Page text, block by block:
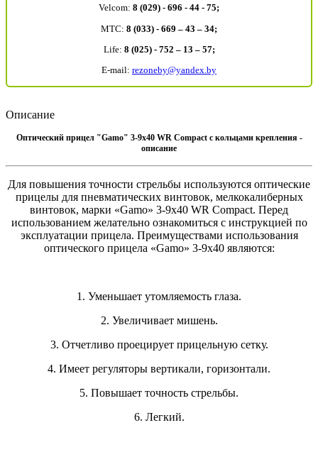
Velcom: 8 (029) - 696 - 44 - 75;
MTC: 8 (033) - 669 – 43 – 34;
Life: 8 (025) - 752 – 13 – 57;
E-mail: rezoneby@yandex.by
Описание
Оптический прицел "Gamo" 3-9x40 WR Compact с кольцами крепления -
описание
Для повышения точности стрельбы используются оптические
прицелы для пневматических винтовок, мелкокалиберных
винтовок, марки «Gamo» 3-9х40 WR Compact. Перед
использованием желательно ознакомиться с инструкцией по
эксплуатации прицела. Преимуществами использования
оптического прицела «Gamo» 3-9х40 являются:
1. Уменьшает утомляемость глаза.
2. Увеличивает мишень.
3. Отчетливо проецирует прицельную сетку.
4. Имеет регуляторы вертикали, горизонтали.
5. Повышает точность стрельбы.
6. Легкий.